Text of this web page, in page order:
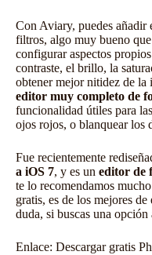
Con Aviary, puedes añadir
filtros, algo muy bueno
configurar aspectos
contraste, el brillo, la
obtener mejor nitidez de la
editor muy completo de
funcionalidad útiles para
ojos rojos, o blanquear los
Fue recientemente
a iOS 7, y es un editor de
te lo recomendamos
gratis, es de los mejores
duda, si buscas una opción
Enlace: Descargar gratis